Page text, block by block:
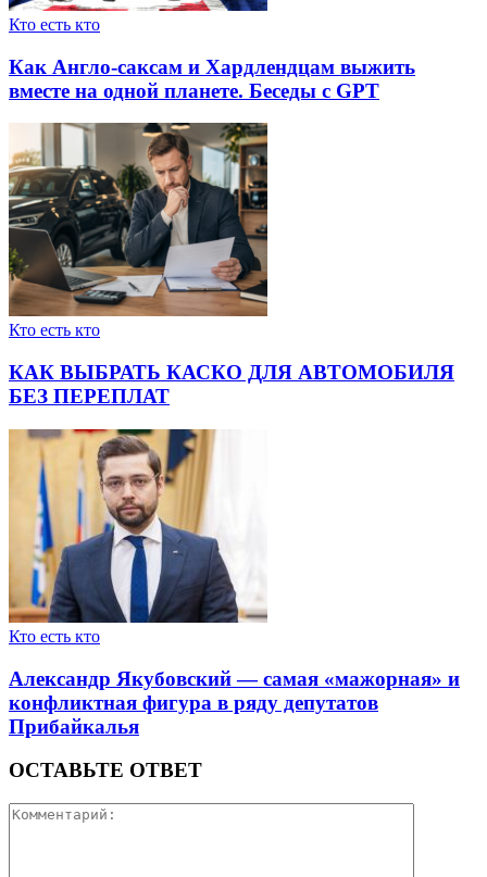
Кто есть кто
Как Англо-саксам и Хардлендцам выжить
вместе на одной планете. Беседы с GPT
Кто есть кто
КАК ВЫБРАТЬ КАСКО ДЛЯ АВТОМОБИЛЯ
БЕЗ ПЕРЕПЛАТ
Кто есть кто
Александр Якубовский — самая «мажорная» и
конфликтная фигура в ряду депутатов
Прибайкалья
ОСТАВЬТЕ ОТВЕТ